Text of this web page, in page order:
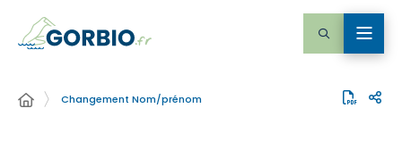
Changement Nom/prénom